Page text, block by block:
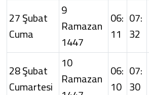
27 Şubat
Cuma
9
Ramazan
1447
06:
11
07:
32
28 Şubat
Cumartesi
10
Ramazan 06:
10
07:
30